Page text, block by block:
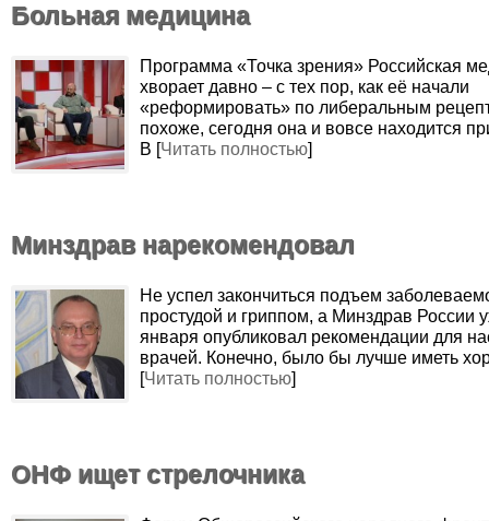
Больная медицина
Программа «Точка зрения» Российская
хворает давно – с тех пор, как её начали
«реформировать» по либеральным
похоже, сегодня она и вовсе находится
В [Читать полностью]
Минздрав нарекомендовал
Не успел закончиться подъем
простудой и гриппом, а Минздрав России
января опубликовал рекомендации для
врачей. Конечно, было бы лучше иметь
[Читать полностью]
ОНФ ищет стрелочника